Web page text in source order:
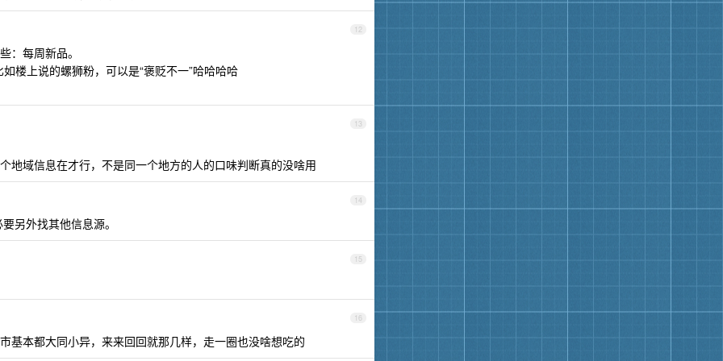
12
：每周新品。
楼上说的螺狮粉，可以是“褒贬不一”哈哈哈哈
13
地域信息在才行，不是同一个地方的人的口味判断真的没啥用
14
另外找其他信息源。
15
16
基本都大同小异，来来回回就那几样，走一圈也没啥想吃的